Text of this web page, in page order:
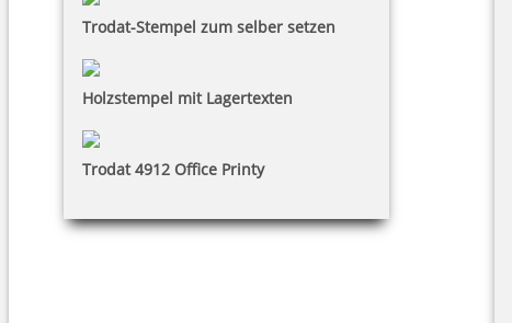
Trodat-Stempel zum selber setzen
Holzstempel mit Lagertexten
Trodat 4912 Office Printy